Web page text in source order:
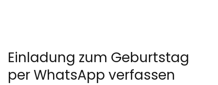
Einladung zum Geburtstag
per WhatsApp verfassen